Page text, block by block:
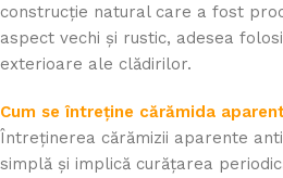
construcție natural care a fost
aspect vechi și rustic, adesea
exterioare ale clădirilor.
Cum se întreține cărămida
Întreținerea cărămizii aparente
simplă și implică curățarea